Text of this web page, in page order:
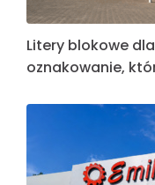
Litery blokowe
oznakowanie,